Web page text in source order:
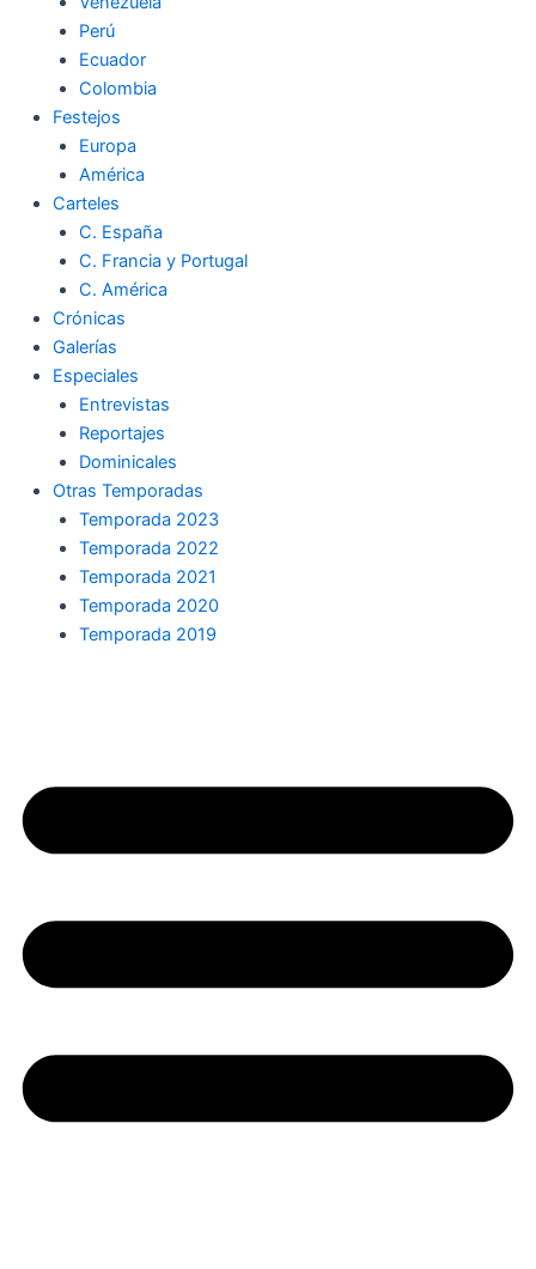
Perú
Ecuador
Colombia
Festejos
Europa
América
Carteles
C. España
C. Francia y Portugal
C. América
Crónicas
Galerías
Especiales
Entrevistas
Reportajes
Dominicales
Otras Temporadas
Temporada 2023
Temporada 2022
Temporada 2021
Temporada 2020
Temporada 2019